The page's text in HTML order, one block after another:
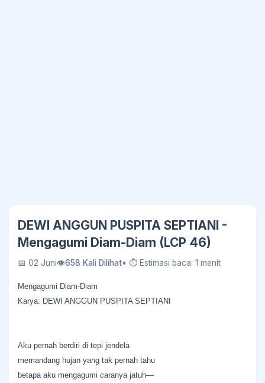
DEWI ANGGUN PUSPITA SEPTIANI -
Mengagumi Diam-Diam (LCP 46)
📅 02 Juni👁658 Kali Dilihat• ⏱ Estimasi baca: 1 menit
Mengagumi Diam-Diam
Karya: DEWI ANGGUN PUSPITA SEPTIANI
Aku pernah berdiri di tepi jendela
memandang hujan yang tak pernah tahu
betapa aku mengagumi caranya jatuh—